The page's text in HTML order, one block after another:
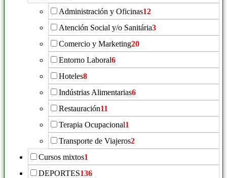
Administración y Oficinas12
Atención Social y/o Sanitária3
Comercio y Marketing20
Entorno Laboral6
Hoteles8
Indústrias Alimentarias6
Restauración11
Terapia Ocupacional1
Transporte de Viajeros2
Cursos mixtos1
DEPORTES136